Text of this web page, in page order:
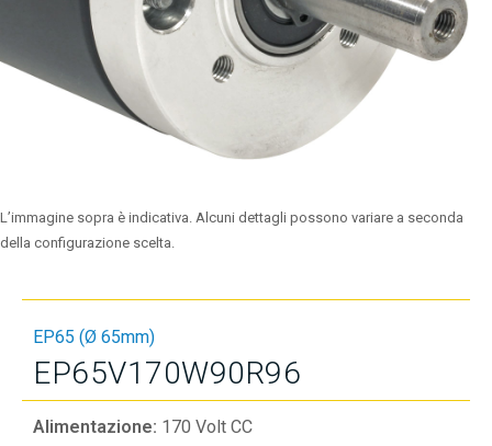
L’immagine sopra è indicativa. Alcuni dettagli possono variare a seconda
della configurazione scelta.
EP65 (Ø 65mm)
EP65V170W90R96
Alimentazione: 170 Volt CC